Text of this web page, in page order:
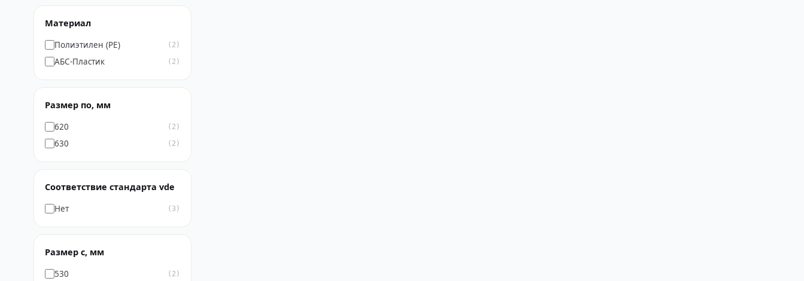
Материал
Полиэтилен (PE) (2)
АБС-Пластик (2)
Размер по, мм
620 (2)
630 (2)
Соответствие стандарта vde
Нет (3)
Размер с, мм
530 (2)